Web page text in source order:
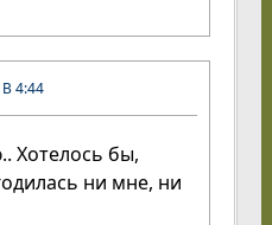
4:44
Хотелось бы,
ни мне, ни